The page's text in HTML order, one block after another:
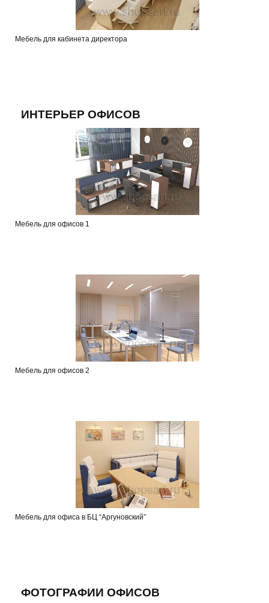
Мебель для кабинета директора
ИНТЕРЬЕР ОФИСОВ
Мебель для офисов 1
Мебель для офисов 2
Мебель для офиса в БЦ “Аргуновский”
ФОТОГРАФИИ ОФИСОВ